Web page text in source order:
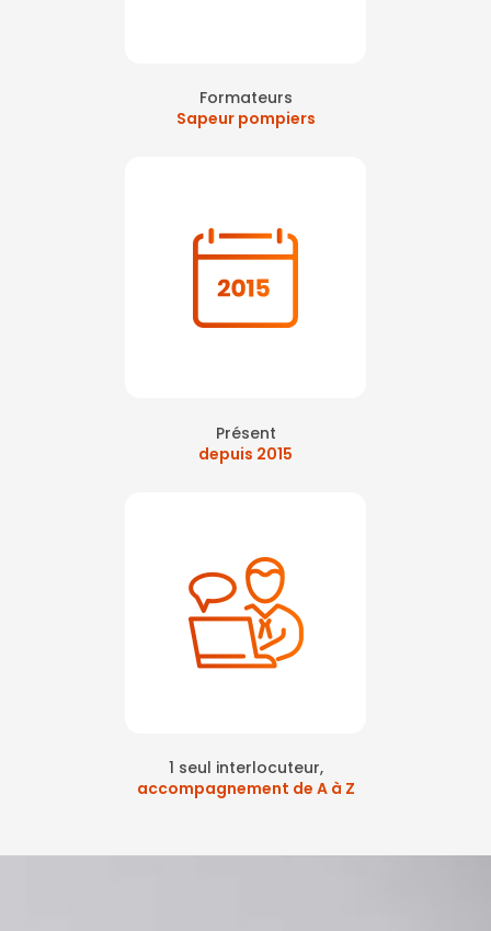
Formateurs
Sapeur pompiers
Présent
depuis 2015
1 seul interlocuteur,
accompagnement de A à Z